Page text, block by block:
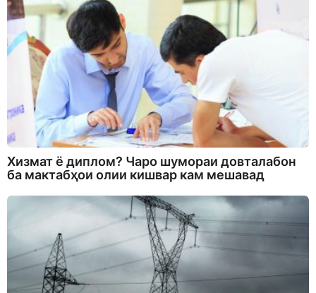
Хизмат ё диплом? Чаро шумораи довталабон
ба мактабҳои олии кишвар кам мешавад